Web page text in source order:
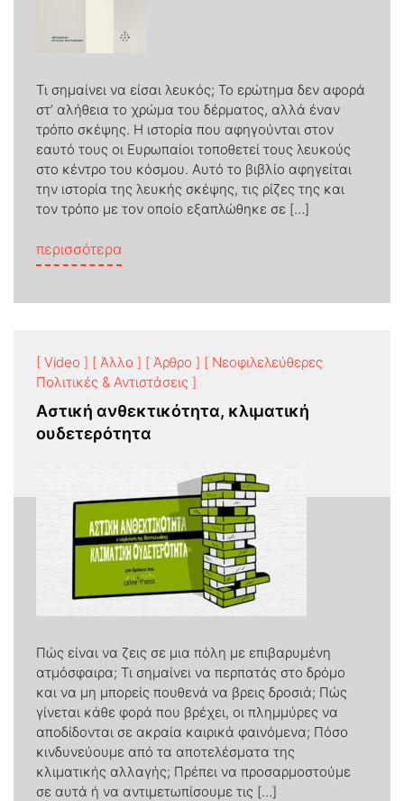
Τι σημαίνει να είσαι λευκός; Το ερώτημα δεν αφορά
στ’ αλήθεια το χρώμα του δέρματος, αλλά έναν
τρόπο σκέψης. Η ιστορία που αφηγούνται στον
εαυτό τους οι Ευρωπαίοι τοποθετεί τους λευκούς
στο κέντρο του κόσμου. Αυτό το βιβλίο αφηγείται
την ιστορία της λευκής σκέψης, τις ρίζες της και
τον τρόπο με τον οποίο εξαπλώθηκε σε […]
περισσότερα
[ Video ] [ Άλλο ] [ Άρθρο ] [ Νεοφιλελεύθερες
Πολιτικές & Αντιστάσεις ]
Αστική ανθεκτικότητα, κλιματική
ουδετερότητα
Πώς είναι να ζεις σε μια πόλη με επιβαρυμένη
ατμόσφαιρα; Τι σημαίνει να περπατάς στο δρόμο
και να μη μπορείς πουθενά να βρεις δροσιά; Πώς
γίνεται κάθε φορά που βρέχει, οι πλημμύρες να
αποδίδονται σε ακραία καιρικά φαινόμενα; Πόσο
κινδυνεύουμε από τα αποτελέσματα της
κλιματικής αλλαγής; Πρέπει να προσαρμοστούμε
σε αυτά ή να αντιμετωπίσουμε τις […]